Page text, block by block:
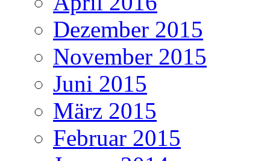
Dezember 2015
November 2015
Juni 2015
März 2015
Februar 2015